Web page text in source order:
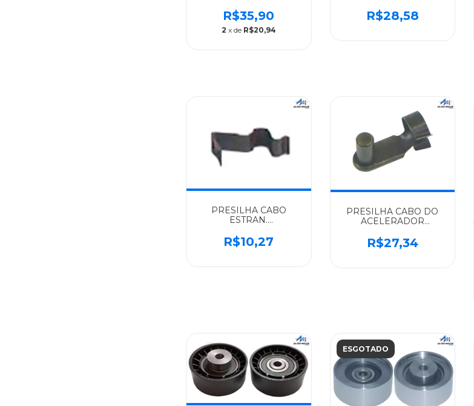
302936
R$35,90
2 x de R$20,94
297646
R$28,58
PRESILHA CABO
ESTRAN.
SCANIA ORIGINAL
112/142/F93/R43 -
R$10,27
PRESILHA CABO DO
ACELERADOR
SCANIA IMPORTADO
SERIE 4 - 812457
R$27,34
ESGOTADO